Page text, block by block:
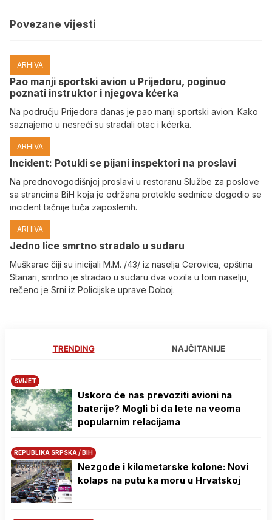
Povezane vijesti
ARHIVA
Pao manji sportski avion u Prijedoru, poginuo
poznati instruktor i njegova kćerka
Na području Prijedora danas je pao manji sportski avion. Kako
saznajemo u nesreći su stradali otac i kćerka.
ARHIVA
Incident: Potukli se pijani inspektori na proslavi
Na prednovogodišnjoj proslavi u restoranu Službe za poslove
sa strancima BiH koja je održana protekle sedmice dogodio se
incident tačnije tuča zaposlenih.
ARHIVA
Јedno lice smrtno stradalo u sudaru
Muškarac čiji su inicijali M.M. /43/ iz naselja Cerovica, opština
Stanari, smrtno je stradao u sudaru dva vozila u tom naselju,
rečeno je Srni iz Policijske uprave Doboj.
TRENDING NAJČITANIJE
SVIJET
Uskoro će nas prevoziti avioni na
baterije? Mogli bi da lete na veoma
popularnim relacijama
REPUBLIKA SRPSKA / BIH
Nezgode i kilometarske kolone: Novi
kolaps na putu ka moru u Hrvatskoj